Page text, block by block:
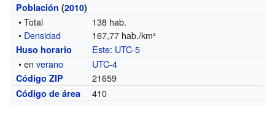
Población (2010)
• Total
138 hab.
• Densidad 167,77 hab./km²
Huso horario Este: UTC-5
• enverano UTC-4
Código ZIP 21659
Código de área 410